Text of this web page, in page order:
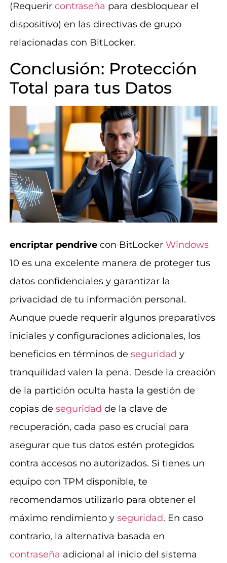
(Requerir contraseña para desbloquear el
dispositivo) en las directivas de grupo
relacionadas con BitLocker.
Conclusión: Protección
Total para tus Datos
encriptar pendrivecon BitLocker Windows
10 es una excelente manera de proteger tus
datos confidenciales y garantizar la
privacidad de tu información personal.
Aunque puede requerir algunos preparativos
iniciales y configuraciones adicionales, los
beneficios en términos de seguridad y
tranquilidad valen la pena. Desde la creación
de la partición oculta hasta la gestión de
copias de seguridad de la clave de
recuperación, cada paso es crucial para
asegurar que tus datos estén protegidos
contra accesos no autorizados. Si tienes un
equipo con TPM disponible, te
recomendamos utilizarlo para obtener el
máximo rendimiento y seguridad. En caso
contrario, la alternativa basada en
contraseña adicional al inicio del sistema